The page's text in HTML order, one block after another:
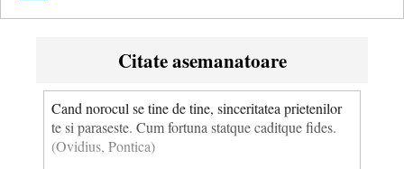
Share
Citate asemanatoare
Cand norocul se tine de tine, sinceritatea prietenilor
te si paraseste. Cum fortuna statque caditque fides.
(Ovidius, Pontica)